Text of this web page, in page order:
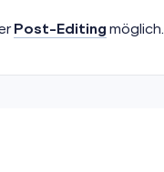
Post-Editing